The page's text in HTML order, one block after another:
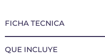
FICHA TECNICA
QUE INCLUYE